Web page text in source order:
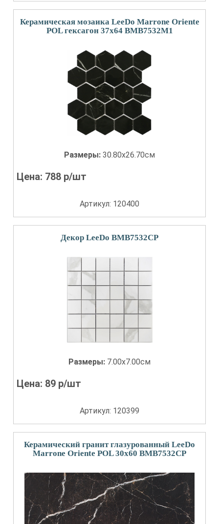
Керамическая мозаика LeeDo Marrone Oriente
POL гексагон 37x64 BMB7532M1
Размеры: 30.80x26.70см
Цена: 788 р/шт
Артикул: 120400
Декор LeeDo BMB7532CP
Размеры: 7.00x7.00см
Цена: 89 р/шт
Артикул: 120399
Керамический гранит глазурованный LeeDo
Marrone Oriente POL 30x60 BMB7532CP